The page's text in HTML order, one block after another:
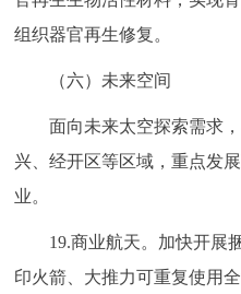
组织器官再生修复。
（六）未来空间
面向未来太空探索需求，
兴、经开区等区域，重点发
业。
19.商业航天。加快开展
印火箭、大推力可重复使用